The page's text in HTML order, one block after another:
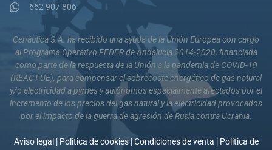
652 907 806
Cenáutica S.A. ha recibido una ayuda de la Unión Europea con cargo
al Programa Operativo FEDER de Andalucía 2014-2020, financiada
como parte de la respuesta de la Unión a la pandemia de COVID-19
(REACT-UE), para compensar el sobrecoste energético de gas natural
y/o electricidad a pymes y autónomos especialmente afectados por el
incremento de los precios del gas natural y la electricidad provocados
por el impacto de la guerra de agresión de Rusia contra Ucrania.
Aviso legal| Política de cookies|Condiciones de venta | Política de